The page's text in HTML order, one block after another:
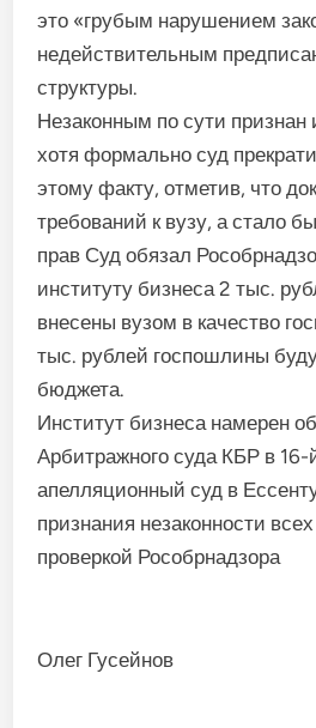
это «грубым нарушением
недействительным
структуры.
Незаконным по сути при­знан
хотя формально суд
этому факту, отметив, что
требований к вузу, а стало
прав Суд обязал
институту биз­неса 2 тыс.
внесены вузом в качест­во
тыс. рублей госпошлины
бюджета.
Институт бизнеса намерен
Арбит­ражного суда КБР в
апелляционный суд в
при­знания незаконности
проверкой Рособрнадзора
Олег Гусейнов